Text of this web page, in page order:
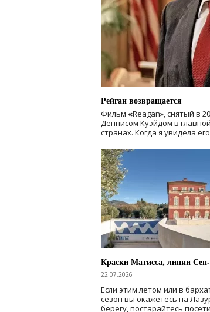
Рейган возвращается
Фильм «Reagan», снятый в
Деннисом Куэйдом в
странах. Когда я увидела
Краски Матисса, линии
22.07.2026
Если этим летом или в
сезон вы окажетесь на
берегу, постарайтесь